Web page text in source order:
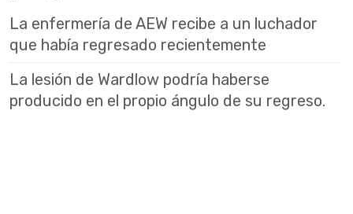
La enfermería de AEW recibe a un luchador
que había regresado recientemente
La lesión de Wardlow podría haberse
producido en el propio ángulo de su regreso.